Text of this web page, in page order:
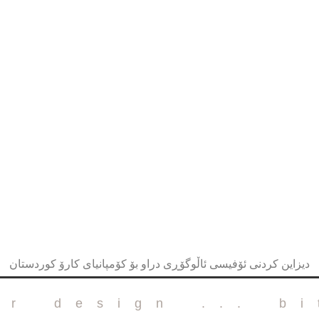
دیزاین کردنی ئۆفیسی ئاڵوگۆڕی دراو بۆ کۆمپانیای کارۆ کوردستان
design ...